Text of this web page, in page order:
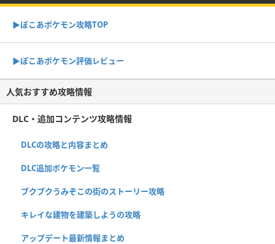
▶︎ぽこあポケモン攻略TOP
▶︎ぽこあポケモン評価レビュー
人気おすすめ攻略情報
DLC・追加コンテンツ攻略情報
DLCの攻略と内容まとめ
DLC追加ポケモン一覧
ブクブクうみぞこの街のストーリー攻略
キレイな建物を建築しようの攻略
アップデート最新情報まとめ